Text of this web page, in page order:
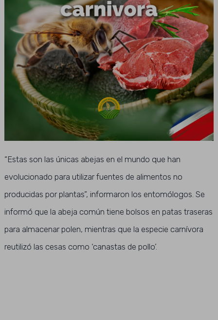
“Estas son las únicas abejas en el mundo que han
evolucionado para utilizar fuentes de alimentos no
producidas por plantas”, informaron los entomólogos. Se
informó que la abeja común tiene bolsos en patas traseras
para almacenar polen, mientras que la especie carnívora
reutilizó las cesas como ‘canastas de pollo’.